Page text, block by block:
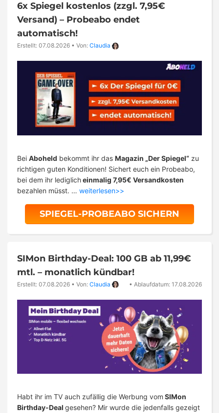
6x Spiegel kostenlos (zzgl. 7,95€
Versand) – Probeabo endet
automatisch!
Erstellt: 07.08.2026 • Von: Claudia
Bei Aboheld bekommt ihr das Magazin „Der Spiegel“ zu
richtigen guten Konditionen! Sichert euch ein Probeabo,
bei dem ihr lediglicheinmalig 7,95€ Versandkosten
bezahlen müsst. … weiterlesen>>
SPIEGEL-PROBEABO SICHERN
SIMon Birthday-Deal: 100 GB ab 11,99€
mtl. – monatlich kündbar!
Erstellt: 07.08.2026 • Von: Claudia • Ablaufdatum: 17.08.2026
Habt ihr im TV auch zufällig die Werbung vom SIMon
Birthday-Deal gesehen? Mir wurde die jedenfalls gezeigt